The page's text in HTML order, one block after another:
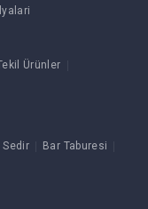
Ürünler
Sedir Bar Taburesi